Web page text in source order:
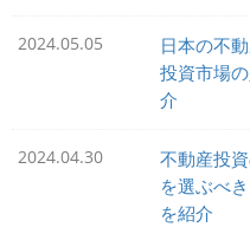
2024.05.05
日本の不
投資市場
介
2024.04.30
不動産投
を選ぶべ
を紹介